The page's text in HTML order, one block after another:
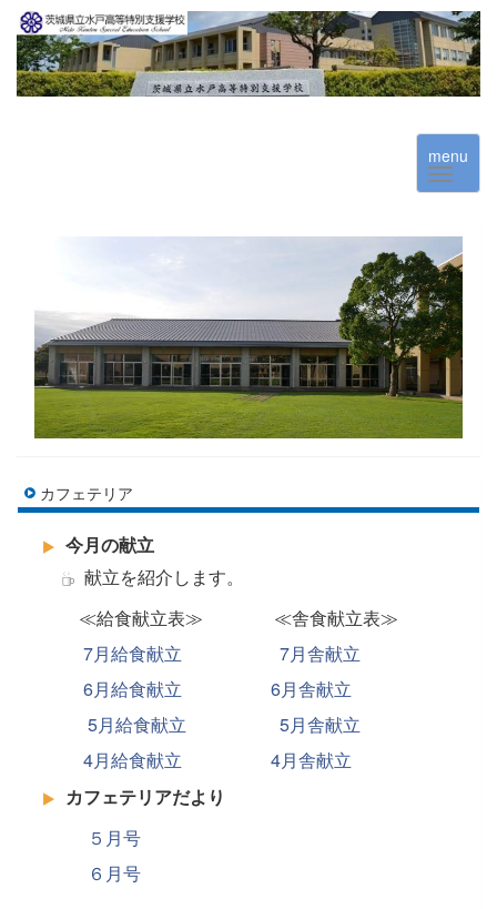
menu
カフェテリア
今月の献立
献立を紹介します。
≪給食献立表≫ ≪舎食献立表≫
7月給食献立
7月舎献立
6月給食献立
6月舎献立
5月給食献立
5月舎献立
4月給食献立
4月舎献立
カフェテリアだより
５月号
６月号